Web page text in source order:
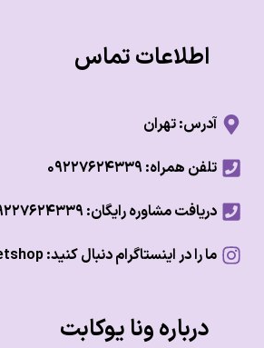
اطلاعات تماس
آدرس: تهران
تلفن همراه: ۰۹۲۲۷۶۲۴۳۳۹
دریافت مشاوره رایگان: ۰۹۲۲۷۶۲۴۳۳۹
ما را در اینستاگرام دنبال کنید: vena_youckabetshop
درباره ونا یوکابت